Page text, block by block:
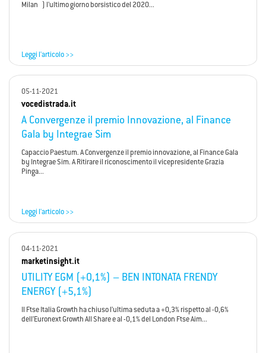
Milan ) l’ultimo giorno borsistico del 2020...
Leggi l'articolo >>
05-11-2021
vocedistrada.it
A Convergenze il premio Innovazione, al Finance
Gala by Integrae Sim
Capaccio Paestum. A Convergenze il premio innovazione, al Finance Gala
by Integrae Sim. A Ritirare il riconoscimento il vicepresidente Grazia
Pinga...
Leggi l'articolo >>
04-11-2021
marketinsight.it
UTILITY EGM (+0,1%) – BEN INTONATA FRENDY
ENERGY (+5,1%)
Il Ftse Italia Growth ha chiuso l’ultima seduta a +0,3% rispetto al -0,6%
dell’Euronext Growth All Share e al -0,1% del London Ftse Aim...